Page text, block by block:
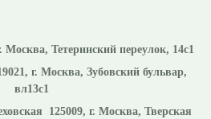
Москва, Тетеринский переулок, 14с1
, г. Москва, Зубовский бульвар,
вл13с1
125009, г. Москва, Тверская